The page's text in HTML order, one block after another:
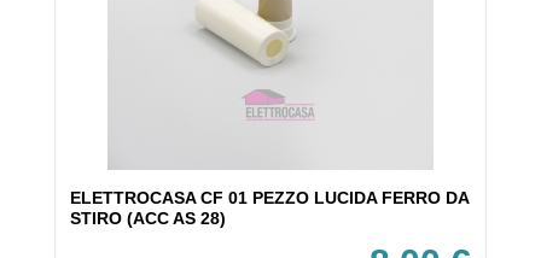
ELETTROCASA CF 01 PEZZO LUCIDA FERRO DA
STIRO (ACC AS 28)